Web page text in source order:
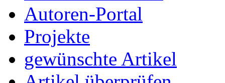
Autoren-Portal
Projekte
gewünschte Artikel